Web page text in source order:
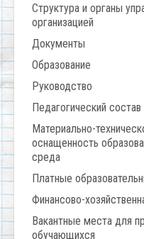
Структура и органы
организацией
Документы
Образование
Руководство
Педагогический состав
Материально-
оснащенность
среда
Платные
Финансово-
Вакантные места для
обучающихся